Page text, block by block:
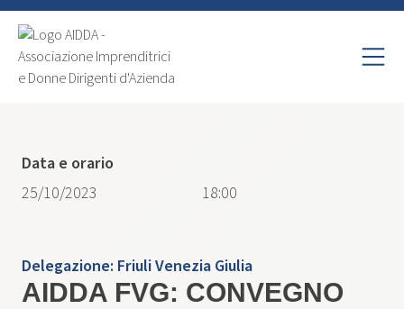
Delegazione: Friuli Venezia Giulia
AIDDA FVG: CONVEGNO
Data e orario
25/10/2023
18:00